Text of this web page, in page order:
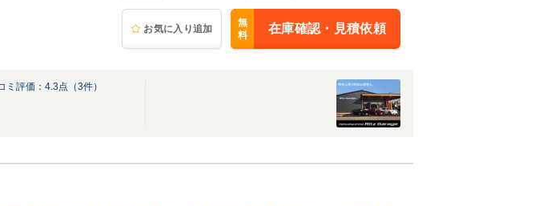
お気に入り追加
無
料
在庫確認・見積依頼
ミ評価： 4.3点（3件）